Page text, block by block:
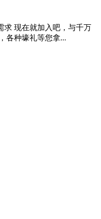
求 现在就加入吧，与千万
各种壕礼等您拿...